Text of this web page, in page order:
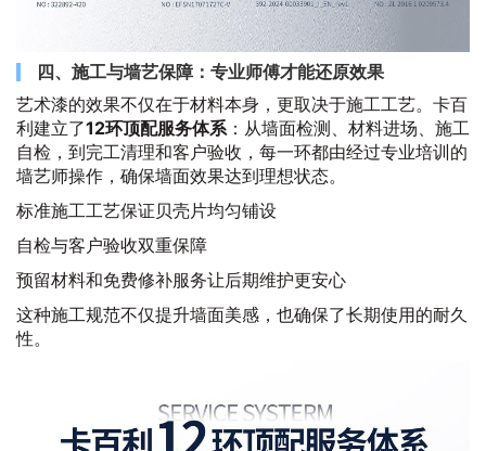
四、施工与墙艺保障：专业师傅才能还原效果
艺术漆的效果不仅在于材料本身，更取决于施工工艺。卡百
利建立了12环顶配服务体系：从墙面检测、材料进场、施工
自检，到完工清理和客户验收，每一环都由经过专业培训的
墙艺师操作，确保墙面效果达到理想状态。
标准施工工艺保证贝壳片均匀铺设
自检与客户验收双重保障
预留材料和免费修补服务让后期维护更安心
这种施工规范不仅提升墙面美感，也确保了长期使用的耐久
性。